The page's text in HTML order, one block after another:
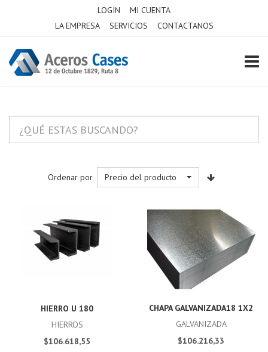
LOGIN
MI CUENTA
LA EMPRESA
SERVICIOS CONTACTANOS
Ordenar por Precio del producto
HIERRO U 180
HIERROS
$106.618,55
CHAPA GALVANIZADA18 1X2
GALVANIZADA
$106.216,33